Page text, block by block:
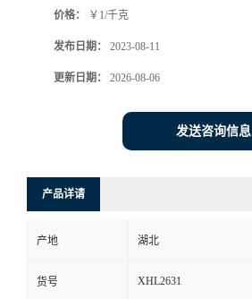
价格： ￥1/千克
发布日期： 2023-08-11
更新日期： 2026-08-06
发送咨询信息
产品详请
产地 湖北
货号 XHL2631